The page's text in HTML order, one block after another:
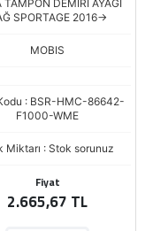
TAMPON DEMİRİ AYAĞI
SPORTAGE 2016->
MOBIS
: BSR-HMC-86642-
F1000-WME
Miktarı : Stok sorunuz
Fiyat
2.665,67 TL